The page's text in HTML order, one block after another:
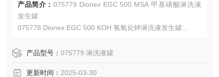
产品简介： 075779 Dionex EGC 500 MSA 甲基磺酸淋洗液
发生罐
075778 Dionex EGC 500 KOH 氢氧化钾淋洗液发生罐
075535 Dionex EGC 500 MSA 甲基磺酸淋洗液发生罐
产品型号： 075779 淋洗液罐
更新时间： 2025-03-30